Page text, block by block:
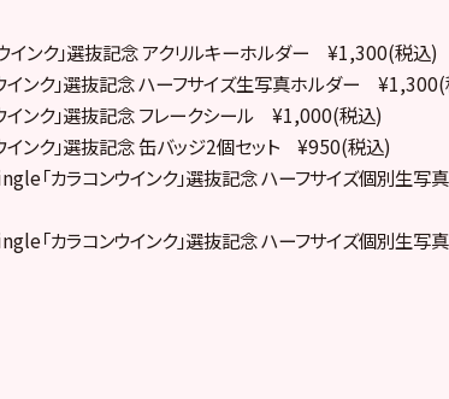
インク」選抜記念 アクリルキーホルダー ¥1,300(税込)
ンク」選抜記念 ハーフサイズ生写真ホルダー
ンク」選抜記念 フレークシール ¥1,000(税込)
ンク」選抜記念 缶バッジ2個セット ¥950(税込)
「カラコンウインク」選抜記念 ハーフサイズ個別生写
「カラコンウインク」選抜記念 ハーフサイズ個別生写